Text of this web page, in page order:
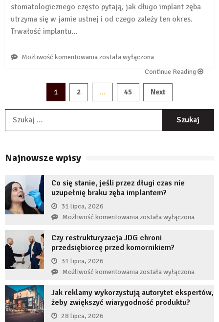
stomatologicznego często pytają, jak długo implant zęba
utrzyma się w jamie ustnej i od czego zależy ten okres.
Trwałość implantu…
Możliwość komentowaniaJak
została wyłączona
Continue Reading
Stronicowanie
wpisów
1 2 … 45 Next
Najnowsze wpisy
Co się stanie, jeśli przez długi czas nie
uzupełnię braku zęba implantem?
31 lipca, 2026
Możliwość komentowaniaCo
stanie,
jeśli
długi
uzupełnię
została wyłączona
Czy restrukturyzacja JDG chroni
przedsiębiorcę przed komornikiem?
31 lipca, 2026
Możliwość komentowaniaCzy
JDG
chroni
została wyłączona
Jak reklamy wykorzystują autorytet ekspertów,
żeby zwiększyć wiarygodność produktu?
28 lipca, 2026